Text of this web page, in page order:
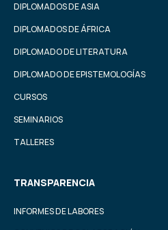
DIPLOMADOS DE ASIA
DIPLOMADOS DE ÁFRICA
DIPLOMADO DE LITERATURA
DIPLOMADO DE EPISTEMOLOGÍAS
CURSOS
SEMINARIOS
TALLERES
TRANSPARENCIA
INFORMES DE LABORES